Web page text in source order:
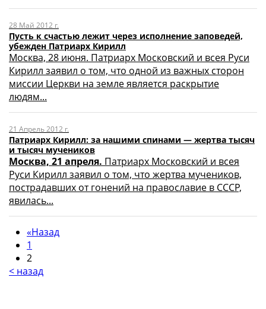
28 Май 2012 г.
Пусть к счастью лежит через исполнение заповедей,
убежден Патриарх Кирилл
Москва, 28 июня. Патриарх Московский и всея Руси
Кирилл заявил о том, что одной из важных сторон
миссии Церкви на земле является раскрытие
людям...
21 Апрель 2012 г.
Патриарх Кирилл: за нашими спинами — жертва тысяч
и тысяч мучеников
Москва, 21 апреля. Патриарх Московский и всея
Руси Кирилл заявил о том, что жертва мучеников,
пострадавших от гонений на православие в СССР,
явилась...
«Назад
1
2
< назад